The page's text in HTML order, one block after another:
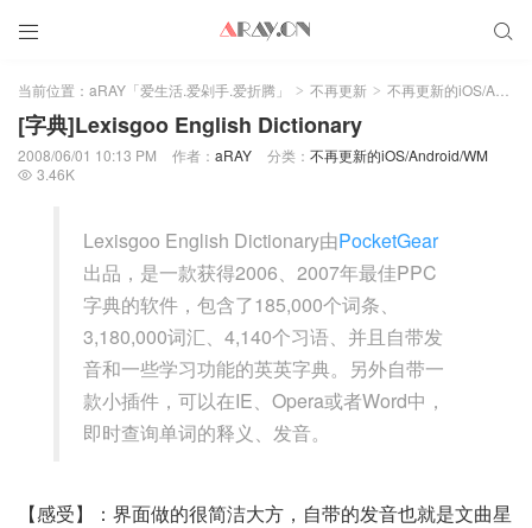
 
当前位置： aRAY「爱生活.爱剁手.爱折腾」 > 不再更新 > 不再更新的iOS/Android/WM
[字典]Lexisgoo English Dictionary
2008/06/01 10:13 PM 作者： aRAY 分类： 不再更新的iOS/Android/WM
 3.46K
Lexisgoo English Dictionary由PocketGear
出品，是一款获得2006、2007年最佳PPC
字典的软件，包含了185,000个词条、
3,180,000词汇、4,140个习语、并且自带发
音和一些学习功能的英英字典。另外自带一
款小插件，可以在IE、Opera或者Word中，
即时查询单词的释义、发音。
【感受】：界面做的很简洁大方，自带的发音也就是文曲星